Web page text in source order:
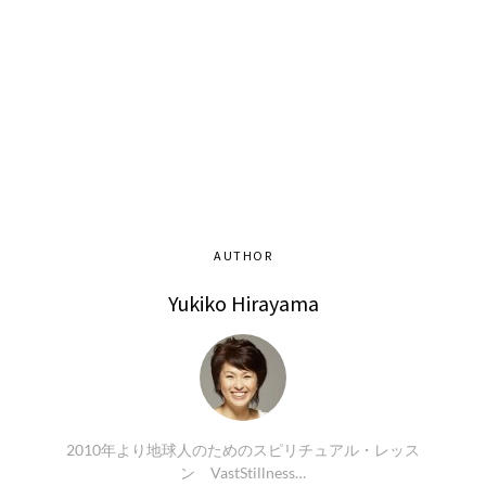
AUTHOR
Yukiko Hirayama
2010年より地球人のためのスピリチュアル・レッス
ン VastStillness…